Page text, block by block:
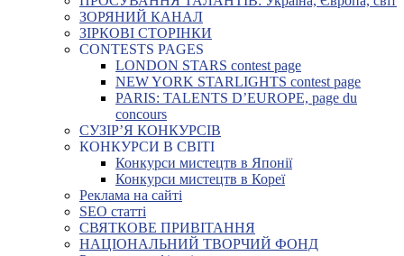
ЗОРЯНИЙ КАНАЛ
ЗІРКОВІ СТОРІНКИ
CONTESTS PAGES
LONDON STARS contest page
NEW YORK STARLIGHTS contest page
PARIS: TALENTS D’EUROPE, page du
concours
СУЗІР’Я КОНКУРСІВ
КОНКУРСИ В СВІТІ
Конкурси мистецтв в Японії
Конкурси мистецтв в Кореї
Реклама на сайті
SEO статті
СВЯТКОВЕ ПРИВІТАННЯ
НАЦІОНАЛЬНИЙ ТВОРЧИЙ ФОНД